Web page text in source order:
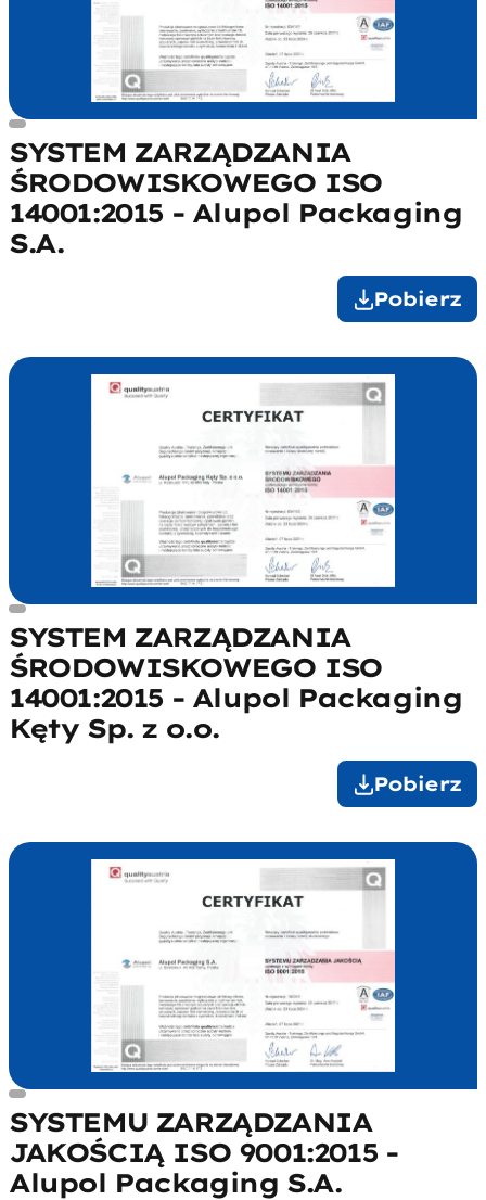
SYSTEM ZARZĄDZANIA
ŚRODOWISKOWEGO ISO
14001:2015 - Alupol Packaging
S.A.
Pobierz
SYSTEM ZARZĄDZANIA
ŚRODOWISKOWEGO ISO
14001:2015 - Alupol Packaging
Kęty Sp. z o.o.
Pobierz
SYSTEMU ZARZĄDZANIA
JAKOŚCIĄ ISO 9001:2015 -
Alupol Packaging S.A.